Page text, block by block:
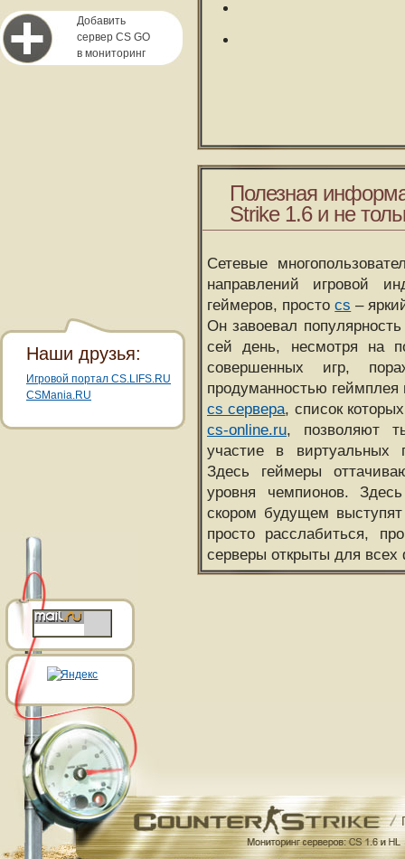
Добавить
сервер CS GO
в мониторинг
Полезная
Strike 1.6 и не
Сетевые
направлений игровой
геймеров, простоcs –
Он завоевал
сей день, несмотря на
совершенных игр,
продуманностью
cs сервера, список
cs-online.ru, позволяют
участие в виртуальных
Здесь геймеры
уровня чемпионов.
скором будущем
просто расслабиться,
серверы открыты для всех
Наши друзья:
Игровой портал CS.LIFS.RU
CSMania.RU